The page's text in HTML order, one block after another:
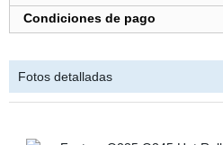
Condiciones de pago
Fotos detalladas